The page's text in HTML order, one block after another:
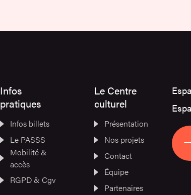
Infos
pratiques
Infos billets
Le PASSS
Mobilité &
accès
RGPD & Cgv
Le Centre
culturel
Présentation
Nos projets
Contact
Équipe
Partenaires